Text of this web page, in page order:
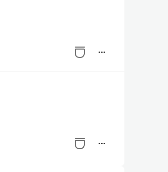
more_horiz
more_horiz